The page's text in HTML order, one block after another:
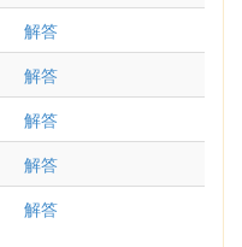
解答
解答
解答
解答
解答